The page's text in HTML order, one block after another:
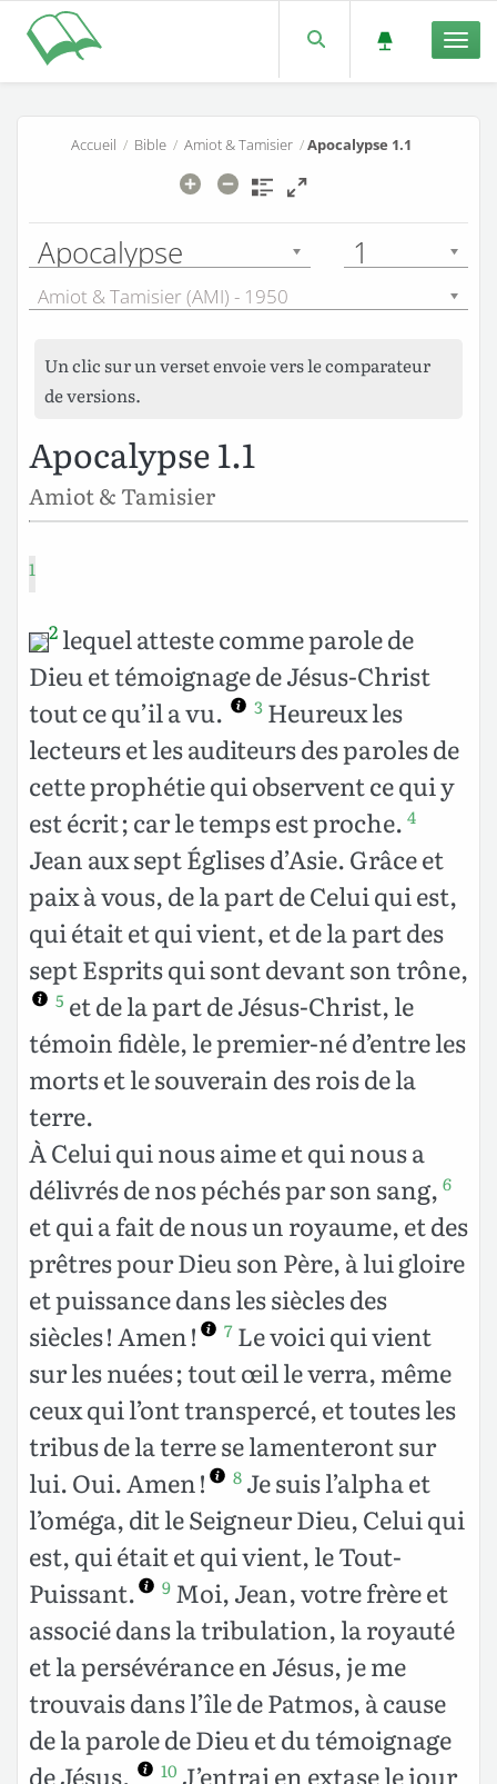
Accueil / Bible/ Amiot & Tamisier/Apocalypse 1.1
Apocalypse 1
Amiot & Tamisier (AMI) - 1950
Un clic sur un verset envoie vers le comparateur
de versions.
Apocalypse 1.1
Amiot & Tamisier
1
2 lequel atteste comme parole de
Dieu et témoignage de Jésus-Christ
tout ce qu’il a vu.
3 Heureux les
lecteurs et les auditeurs des paroles de
cette prophétie qui observent ce qui y
est écrit ; car le temps est proche. 4
Jean aux sept Églises d’Asie. Grâce et
paix à vous, de la part de Celui qui est,
qui était et qui vient, et de la part des
sept Esprits qui sont devant son trône,
5 et de la part de Jésus-Christ, le
témoin fidèle, le premier-né d’entre les
morts et le souverain des rois de la
terre.
À Celui qui nous aime et qui nous a
délivrés de nos péchés par son sang, 6
et qui a fait de nous un royaume, et des
prêtres pour Dieu son Père, à lui gloire
et puissance dans les siècles des
siècles ! Amen !
7 Le voici qui vient
sur les nuées ; tout œil le verra, même
ceux qui l’ont transpercé, et toutes les
tribus de la terre se lamenteront sur
lui. Oui. Amen !
8 Je suis l’alpha et
l’oméga, dit le Seigneur Dieu, Celui qui
est, qui était et qui vient, le Tout-
Puissant.
9 Moi, Jean, votre frère et
associé dans la tribulation, la royauté
et la persévérance en Jésus, je me
trouvais dans l’île de Patmos, à cause
de la parole de Dieu et du témoignage
de Jésus.
10 J’entrai en extase le jour